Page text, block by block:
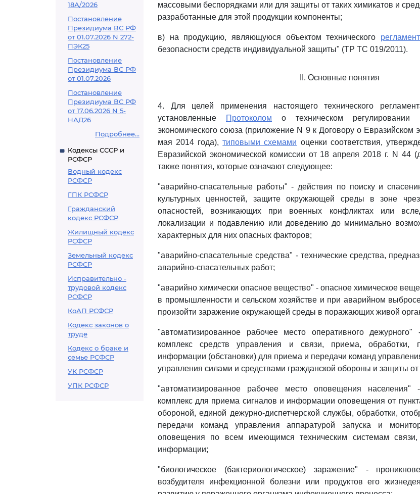
18А/2026
Постановление
Президиума ВС РФ
от 01.07.2026 N 272-
ПЭК25
Постановление
Президиума ВС РФ
от 01.07.2026
Постановление
Президиума ВС РФ
от 17.06.2026 N 5-
НАД26
Подробнее...
Кодексы СССР и
РСФСР
Водный кодекс
РСФСР
ГПК РСФСР
Гражданский
кодекс РСФСР
Жилищный кодекс
РСФСР
Земельный кодекс
РСФСР
Исправительно -
трудовой кодекс
РСФСР
КоАП РСФСР
Кодекс законов о
труде
Кодекс о браке и
семье РСФСР
УК РСФСР
УПК РСФСР
массовыми беспорядками или для защиты от таких химикатов и
разработанные для этой продукции компоненты;
в) на продукцию, являющуюся объектом технического
безопасности средств индивидуальной защиты" (ТР ТС 019/2011).
II. Основные понятия
4. Для целей применения настоящего технического
установленные
Протоколом о техническом регулировании
экономического союза (приложение N 9 к Договору о Евразийском
мая 2014 года),типовыми схемами оценки соответствия,
Евразийской экономической комиссии от 18 апреля 2018 г. N 44
также понятия, которые означают следующее:
"аварийно-спасательные работы" - действия по поиску и
культурных ценностей, защите окружающей среды в зоне
опасностей, возникающих при военных конфликтах или
локализации и подавлению или доведению до минимально
характерных для них опасных факторов;
"аварийно-спасательные средства" - технические средства,
аварийно-спасательных работ;
"аварийно химически опасное вещество" - опасное химическое
в промышленности и сельском хозяйстве и при аварийном
произойти заражение окружающей среды в поражающих живой
"автоматизированное рабочее место оперативного дежурного"
комплекс средств управления и связи, приема, обработки,
информации (обстановки) для приема и передачи команд
управления силами и средствами гражданской обороны и защиты
"автоматизированное рабочее место оповещения населения" -
комплекс для приема сигналов и информации оповещения от
обороной, единой дежурно-диспетчерской службы, обработки,
передачи команд управления аппаратурой запуска и
оповещения по всем имеющимся техническим системам
информации;
"биологическое (бактериологическое) заражение" -
возбудителя инфекционной болезни или продуктов его